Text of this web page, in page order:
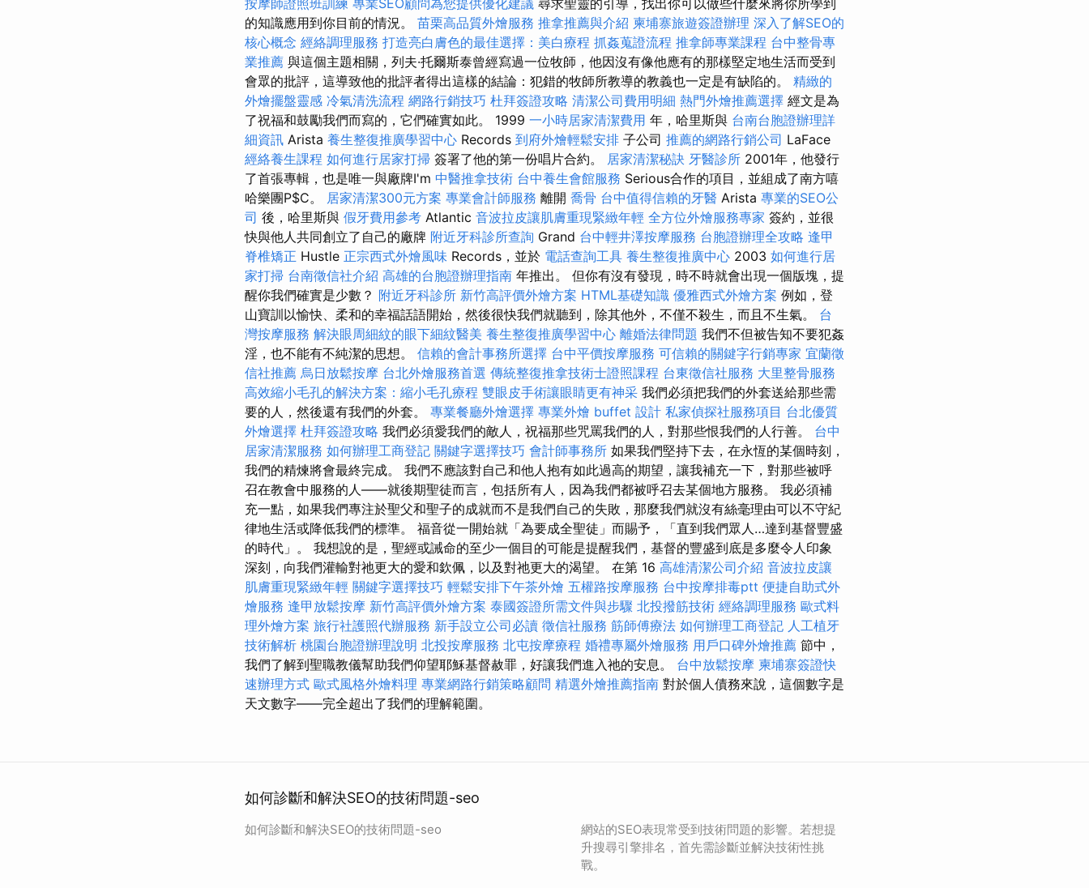
的知識應用到你目前的情況。 苗栗高品質外燴服務 推拿推薦與介紹 柬埔寨旅遊簽證辦理 深入了解SEO的
核心概念 經絡調理服務 打造亮白膚色的最佳選擇：美白療程 抓姦蒐證流程 推拿師專業課程 台中整骨專
業推薦 與這個主題相關，列夫·托爾斯泰曾經寫過一位牧師，他因沒有像他應有的那樣堅定地生活而受到
會眾的批評，這導致他的批評者得出這樣的結論：犯錯的牧師所教導的教義也一定是有缺陷的。 精緻的
外燴擺盤靈感 冷氣清洗流程 網路行銷技巧 杜拜簽證攻略 清潔公司費用明細 熱門外燴推薦選擇 經文是為
了祝福和鼓勵我們而寫的，它們確實如此。 1999 一小時居家清潔費用 年，哈里斯與 台南台胞證辦理詳
細資訊 Arista 養生整復推廣學習中心 Records 到府外燴輕鬆安排 子公司 推薦的網路行銷公司 LaFace
經絡養生課程 如何進行居家打掃 簽署了他的第一份唱片合約。 居家清潔秘訣 牙醫診所 2001年，他發行
了首張專輯，也是唯一與廠牌I'm 中醫推拿技術 台中養生會館服務 Serious合作的項目，並組成了南方嘻
哈樂團P$C。 居家清潔300元方案 專業會計師服務 離開 喬骨 台中值得信賴的牙醫 Arista 專業的SEO公
司 後，哈里斯與 假牙費用參考 Atlantic 音波拉皮讓肌膚重現緊緻年輕 全方位外燴服務專家 簽約，並很
快與他人共同創立了自己的廠牌 附近牙科診所查詢 Grand 台中輕井澤按摩服務 台胞證辦理全攻略 逢甲
脊椎矯正 Hustle 正宗西式外燴風味 Records，並於 電話查詢工具 養生整復推廣中心 2003 如何進行居
家打掃 台南徵信社介紹 高雄的台胞證辦理指南 年推出。 但你有沒有發現，時不時就會出現一個版塊，提
醒你我們確實是少數？ 附近牙科診所 新竹高評價外燴方案 HTML基礎知識 優雅西式外燴方案 例如，登
山寶訓以愉快、柔和的幸福話語開始，然後很快我們就聽到，除其他外，不僅不殺生，而且不生氣。 台
灣按摩服務 解決眼周細紋的眼下細紋醫美 養生整復推廣學習中心 離婚法律問題 我們不但被告知不要犯姦
淫，也不能有不純潔的思想。 信賴的會計事務所選擇 台中平價按摩服務 可信賴的關鍵字行銷專家 宜蘭徵
信社推薦 烏日放鬆按摩 台北外燴服務首選 傳統整復推拿技術士證照課程 台東徵信社服務 大里整骨服務
高效縮小毛孔的解決方案：縮小毛孔療程 雙眼皮手術讓眼睛更有神采 我們必須把我們的外套送給那些需
要的人，然後還有我們的外套。 專業餐廳外燴選擇 專業外燴 buffet 設計 私家偵探社服務項目 台北優質
外燴選擇 杜拜簽證攻略 我們必須愛我們的敵人，祝福那些咒罵我們的人，對那些恨我們的人行善。 台中
居家清潔服務 如何辦理工商登記 關鍵字選擇技巧 會計師事務所 如果我們堅持下去，在永恆的某個時刻，
我們的精煉將會最終完成。 我們不應該對自己和他人抱有如此過高的期望，讓我補充一下，對那些被呼
召在教會中服務的人——就後期聖徒而言，包括所有人，因為我們都被呼召去某個地方服務。 我必須補
充一點，如果我們專注於聖父和聖子的成就而不是我們自己的失敗，那麼我們就沒有絲毫理由可以不守紀
律地生活或降低我們的標準。 福音從一開始就「為要成全聖徒」而賜予，「直到我們眾人…達到基督豐盛
的時代」。 我想說的是，聖經或誡命的至少一個目的可能是提醒我們，基督的豐盛到底是多麼令人印象
深刻，向我們灌輸對祂更大的愛和欽佩，以及對祂更大的渴望。 在第 16 高雄清潔公司介紹 音波拉皮讓
肌膚重現緊緻年輕 關鍵字選擇技巧 輕鬆安排下午茶外燴 五權路按摩服務 台中按摩排毒ptt 便捷自助式外
燴服務 逢甲放鬆按摩 新竹高評價外燴方案 泰國簽證所需文件與步驟 北投撥筋技術 經絡調理服務 歐式料
理外燴方案 旅行社護照代辦服務 新手設立公司必讀 徵信社服務 筋師傅療法 如何辦理工商登記 人工植牙
技術解析 桃園台胞證辦理說明 北投按摩服務 北屯按摩療程 婚禮專屬外燴服務 用戶口碑外燴推薦 節中，
我們了解到聖職教儀幫助我們仰望耶穌基督赦罪，好讓我們進入祂的安息。 台中放鬆按摩 柬埔寨簽證快
速辦理方式 歐式風格外燴料理 專業網路行銷策略顧問 精選外燴推薦指南 對於個人債務來說，這個數字是
天文數字——完全超出了我們的理解範圍。
如何診斷和解決SEO的技術問題-seo
如何診斷和解決SEO的技術問題-seo
網站的SEO表現常受到技術問題的影響。若想提
升搜尋引擎排名，首先需診斷並解決技術性挑
戰。